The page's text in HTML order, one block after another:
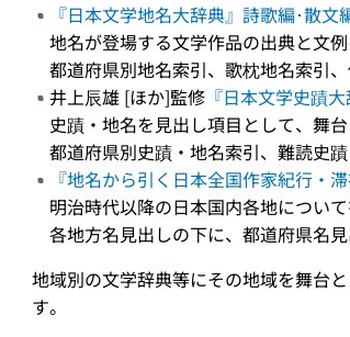
『日本文学地名大辞典』詩歌編･散文
地名が登場する文学作品の出典と文例
都道府県別地名索引、歌枕地名索引
井上辰雄 [ほか]監修 『日本文学史蹟
史蹟・地名を見出し項目として、舞
都道府県別史蹟・地名索引、難読史
『地名から引く日本全国作家紀行・滞
明治時代以降の日本国内各地につい
各地方名見出しの下に、都道府県名
地域別の文学辞典等にその地域を舞台
す。